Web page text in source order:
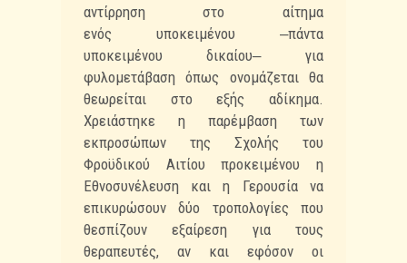
αντίρρηση στο αίτημα
ενός υποκειμένου ‒πάντα
υποκειμένου δικαίου‒ για
φυλομετάβαση όπως ονομάζεται θα
θεωρείται στοεξής αδίκημα.
Χρειάστηκε η παρέμβαση των
εκπροσώπων της Σχολής του
Φροϋδικού Αιτίουπροκειμένου η
Εθνοσυνέλευση και η Γερουσία να
επικυρώσουν δύο τροπολογίες που
θεσπίζουνεξαίρεση για τους
θεραπευτές, αν και εφόσον οι